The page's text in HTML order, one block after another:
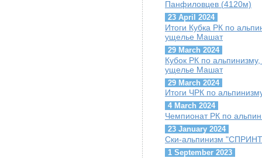
Панфиловцев (4120м)
23 April 2024
Итоги Кубка РК по
ущелье Машат
29 March 2024
Кубок РК по
ущелье Машат
29 March 2024
Итоги ЧРК по
4 March 2024
Чемпионат РК по
23 January 2024
Ски-альпинизм
1 September 2023